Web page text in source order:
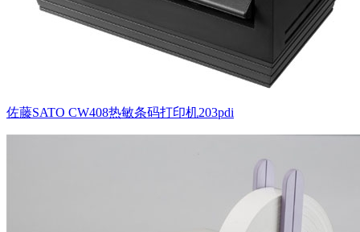
佐藤SATO CW408热敏条码打印机203pdi